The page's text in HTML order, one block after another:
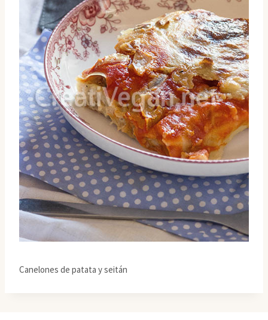
Canelones de patata y seitán